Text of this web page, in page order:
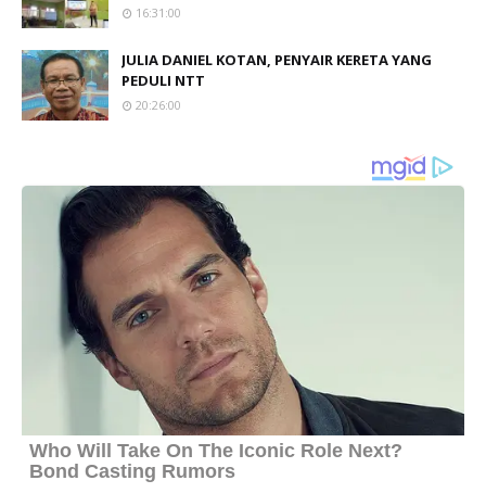
16:31:00
JULIA DANIEL KOTAN, PENYAIR KERETA YANG
PEDULI NTT
20:26:00